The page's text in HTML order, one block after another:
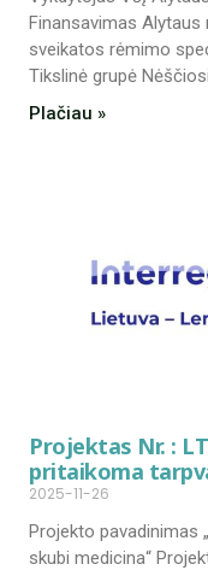
Finansavimas
sveikatos rėmimo
Tikslinė grupė
Plačiau »
Projektas Nr. :
pritaikoma
2025-11-26
Projekto pavadinimas
skubi medicina“